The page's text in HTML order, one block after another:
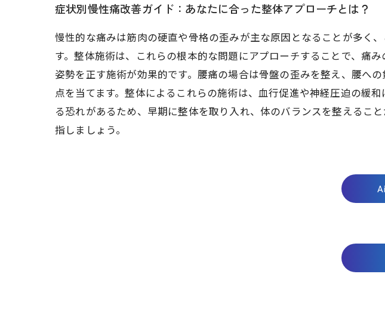
症状別慢性痛改善ガイド：あなたに合った整体アプローチとは？
慢性的な痛みは筋肉の硬直や骨格の歪みが主な原因となることが多く
す。整体施術は、これらの根本的な問題にアプローチすることで、痛
姿勢を正す施術が効果的です。腰痛の場合は骨盤の歪みを整え、腰へ
点を当てます。整体によるこれらの施術は、血行促進や神経圧迫の緩
る恐れがあるため、早期に整体を取り入れ、体のバランスを整えるこ
指しましょう。